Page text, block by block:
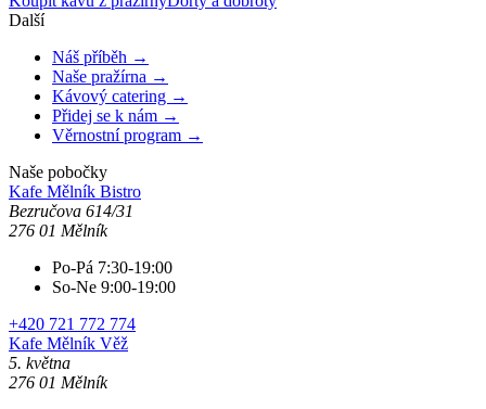
Další
Náš příběh →
Naše pražírna →
Kávový catering →
Přidej se k nám →
Věrnostní program →
Naše pobočky
Kafe Mělník Bistro
Bezručova 614/31
276 01 Mělník
Po-Pá 7:30-19:00
So-Ne 9:00-19:00
+420 721 772 774
Kafe Mělník Věž
5. května
276 01 Mělník